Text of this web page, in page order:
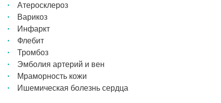
Атеросклероз
Варикоз
Инфаркт
Флебит
Тромбоз
Эмболия артерий и вен
Мраморность кожи
Ишемическая болезнь сердца